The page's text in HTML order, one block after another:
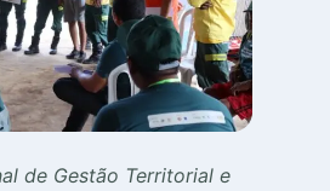
de Gestão Territorial e